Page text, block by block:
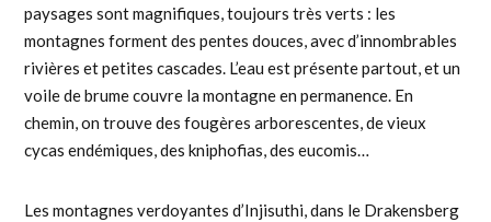
paysages sont magnifiques, toujours très verts : les
montagnes forment des pentes douces, avec d’innombrables
rivières et petites cascades. L’eau est présente partout, et un
voile de brume couvre la montagne en permanence. En
chemin, on trouve des fougères arborescentes, de vieux
cycas endémiques, des kniphofias, des eucomis…
Les montagnes verdoyantes d’Injisuthi, dans le Drakensberg